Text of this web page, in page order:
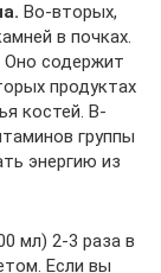
Во-вторых,
в почках.
Оно содержит
продуктах
костей. В-
группы
энергию из
мл) 2-3 раза в
Если вы